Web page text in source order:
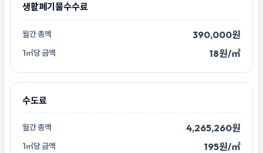
생활폐기물수수료
390,000원
18원/㎡
수도료
4,265,260원
195원/㎡